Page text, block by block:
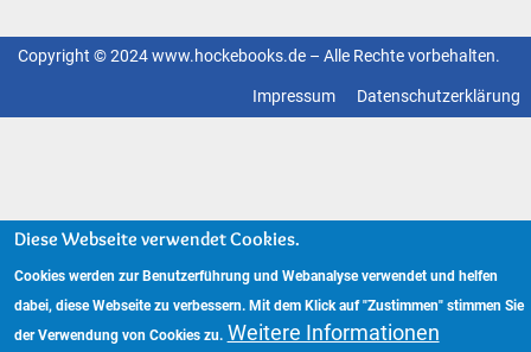
Copyright © 2024 www.hockebooks.de – Alle Rechte vorbehalten.
Datenschutzerklärung
Impressum
Diese Webseite verwendet Cookies.
Cookies werden zur Benutzerführung und Webanalyse verwendet und helfen
dabei, diese Webseite zu verbessern. Mit dem Klick auf "Zustimmen" stimmen Sie
der Verwendung von Cookies zu. Weitere Informationen